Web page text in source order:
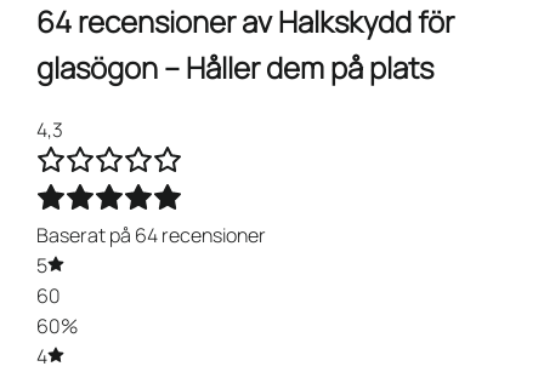
64 recensioner avHalkskydd för
glasögon – Håller dem på plats
4,3
Baserat på 64 recensioner
5
60
60%
4